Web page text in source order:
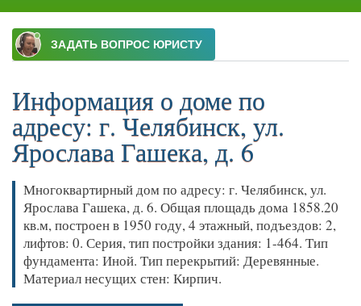
Главное меню
Информация о доме по
адресу: г. Челябинск, ул.
Ярослава Гашека, д. 6
Многоквартирный дом по адресу: г. Челябинск, ул.
Ярослава Гашека, д. 6. Общая площадь дома 1858.20
кв.м, построен в 1950 году, 4 этажный, подъездов: 2,
лифтов: 0. Серия, тип постройки здания: 1-464. Тип
фундамента: Иной. Тип перекрытий: Деревянные.
Материал несущих стен: Кирпич.